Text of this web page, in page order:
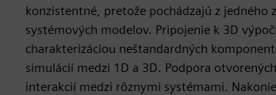
konzistentné, pretože pochádzajú z
systémových modelov. Pripojenie k 3D
charakterizáciou neštandardných
simulácií medzi 1D a 3D. Podpora
interakcií medzi rôznymi systémami.